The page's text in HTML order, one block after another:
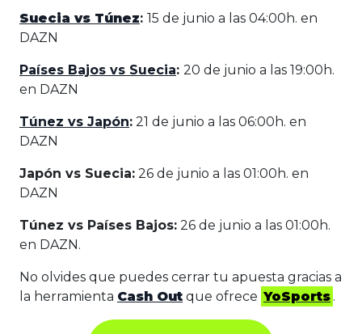
Suecia vs Túnez: 15 de junio a las 04:00h. en
DAZN
Países Bajos vs Suecia: 20 de junio a las 19:00h.
en DAZN
Túnez vs Japón: 21 de junio a las 06:00h. en
DAZN
Japón vs Suecia: 26 de junio a las 01:00h. en
DAZN
Túnez vs Países Bajos: 26 de junio a las 01:00h.
en DAZN.
No olvides que puedes cerrar tu apuesta gracias a
la herramienta Cash Out que ofrece YoSports .